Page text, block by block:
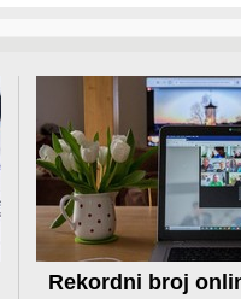
Rekordni broj